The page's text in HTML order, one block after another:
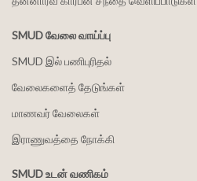
SMUD வேலை வாய்ப்பு
SMUD இல் பணிபுரிதல்
வேலைகளைத் தேடுங்கள்
மாணவர் வேலைகள்
இராணுவத்தை நோக்கி
SMUD உடன் வணிகம்